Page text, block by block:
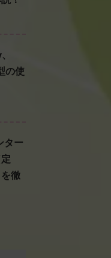
の使
ター
徹